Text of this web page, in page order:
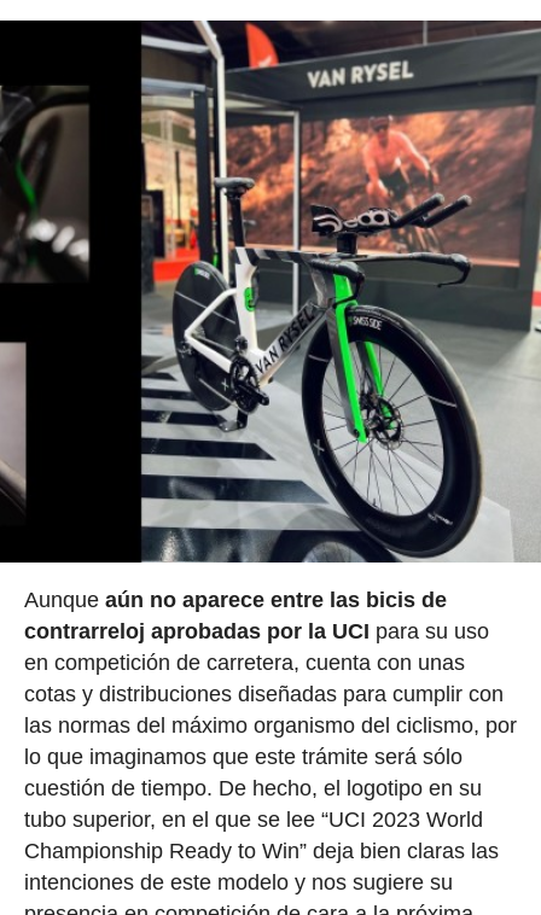
Aunque aún no aparece entre las bicis de
contrarreloj aprobadas por la UCI para su uso
en competición de carretera, cuenta con unas
cotas y distribuciones diseñadas para cumplir con
las normas del máximo organismo del ciclismo, por
lo que imaginamos que este trámite será sólo
cuestión de tiempo. De hecho, el logotipo en su
tubo superior, en el que se lee “UCI 2023 World
Championship Ready to Win” deja bien claras las
intenciones de este modelo y nos sugiere su